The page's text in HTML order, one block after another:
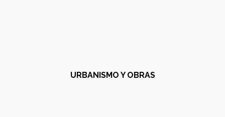
URBANISMO Y OBRAS